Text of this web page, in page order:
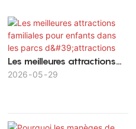
Les meilleures attractions
familiales pour enfants
2026 05 29